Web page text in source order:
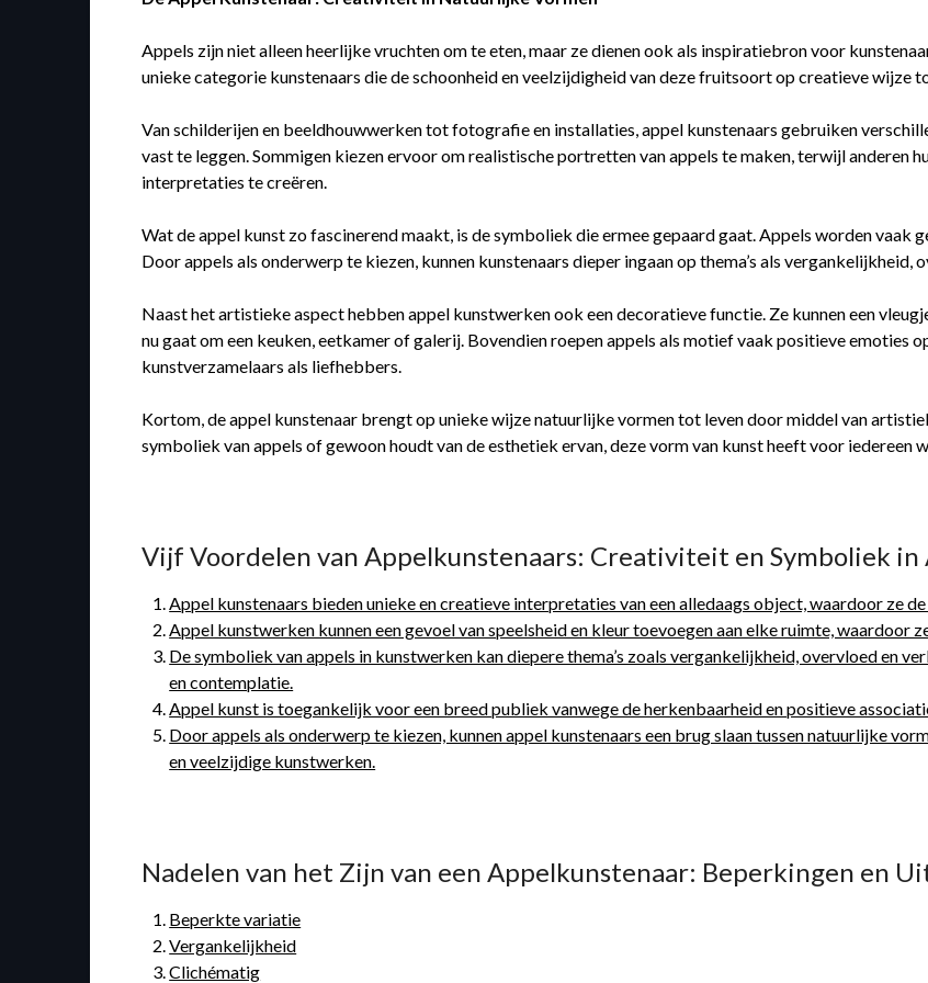
Appels zijn niet alleen heerlijke vruchten om te eten, maar ze dienen ook als inspiratiebron voor
unieke categorie kunstenaars die de schoonheid en veelzijdigheid van deze fruitsoort op creatieve wijze
Van schilderijen en beeldhouwwerken tot fotografie en installaties, appel kunstenaars gebruiken
vast te leggen. Sommigen kiezen ervoor om realistische portretten van appels te maken, terwijl anderen
interpretaties te creëren.
Wat de appel kunst zo fascinerend maakt, is de symboliek die ermee gepaard gaat. Appels worden vaak
Door appels als onderwerp te kiezen, kunnen kunstenaars dieper ingaan op thema’s als vergankelijkheid,
Naast het artistieke aspect hebben appel kunstwerken ook een decoratieve functie. Ze kunnen een
nu gaat om een keuken, eetkamer of galerij. Bovendien roepen appels als motief vaak positieve emoties
kunstverzamelaars als liefhebbers.
Kortom, de appel kunstenaar brengt op unieke wijze natuurlijke vormen tot leven door middel van
symboliek van appels of gewoon houdt van de esthetiek ervan, deze vorm van kunst heeft voor iedereen
Vijf Voordelen van Appelkunstenaars: Creativiteit en Symboliek in
Appel kunstenaars bieden unieke en creatieve interpretaties van een alledaags object, waardoor ze
Appel kunstwerken kunnen een gevoel van speelsheid en kleur toevoegen aan elke ruimte, waardoor
De symboliek van appels in kunstwerken kan diepere thema’s zoals vergankelijkheid, overvloed en
en contemplatie.
Appel kunst is toegankelijk voor een breed publiek vanwege de herkenbaarheid en positieve
Door appels als onderwerp te kiezen, kunnen appel kunstenaars een brug slaan tussen natuurlijke
en veelzijdige kunstwerken.
Nadelen van het Zijn van een Appelkunstenaar: Beperkingen en
Beperkte variatie
Vergankelijkheid
Clichématig